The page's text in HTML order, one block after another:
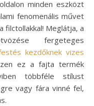
minden eszközt
fenomenális művet
filctollakkal! Meglátja, a
fergeteges
kezdőknek vizes
ez a fajta termék
többféle stílust
vagy fára vinné fel,